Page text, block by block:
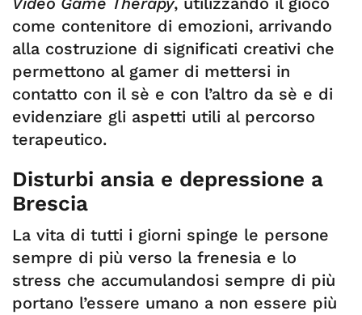
come contenitore di emozioni, arrivando
alla costruzione di significati creativi che
permettono al gamer di mettersi in
contatto con il sè e con l’altro da sè e di
evidenziare gli aspetti utili al percorso
terapeutico.
Disturbi ansia e depressione a
Brescia
La vita di tutti i giorni spinge le persone
sempre di più verso la frenesia e lo
stress che accumulandosi sempre di più
portano l’essere umano a non essere più